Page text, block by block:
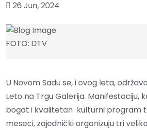
26 Jun, 2024
FOTO: DTV
U Novom Sadu se, i ovog leta,
Leto na Trgu Galerija. Manifestaciju,
bogat i kvalitetan kulturni program
meseci, zajednički organizuju tri